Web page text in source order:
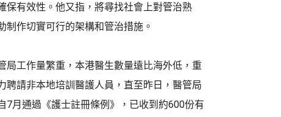
保有效性。他又指，將尋找社會上對管治熟
作切實可行的架構和管治措施。
局工作量繁重，本港醫生數量遠比海外低，重
聘請非本地培訓醫護人員，直至昨日，醫管局
7月通過《護士註冊條例》，已收到約600份有